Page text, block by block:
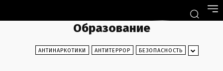
Образование
АНТИНАРКОТИКИ АНТИТЕРРОР БЕЗОПАСНОСТЬ